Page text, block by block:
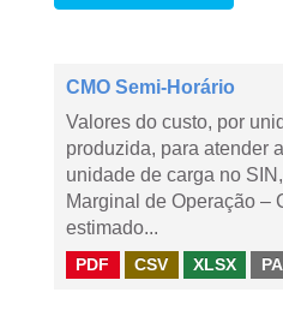
CMO Semi-Horário
Valores do custo, por
produzida, para atender
unidade de carga no
Marginal de Operação –
estimado...
PDF CSV XLSX